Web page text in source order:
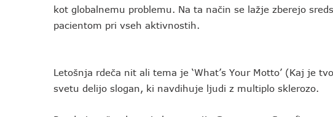
kot globalnemu problemu. Na ta način se lažje zberejo
pacientom pri vseh aktivnostih.
Letošnja rdeča nit ali tema je ‘What’s Your Motto’ (Kaj je
svetu delijo slogan, ki navdihuje ljudi z multiplo sklerozo.